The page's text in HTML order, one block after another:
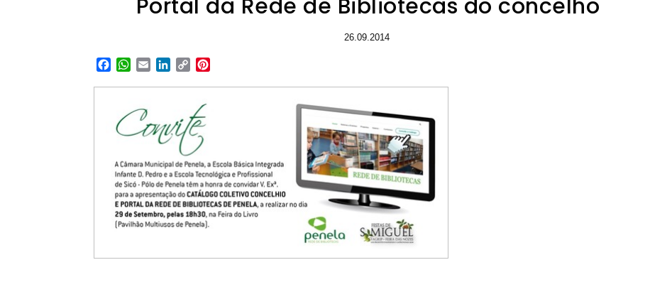
Portal da Rede de Bibliotecas do concelho
26.09.2014
Facebook
WhatsApp
EmailLinkedIn
Copy